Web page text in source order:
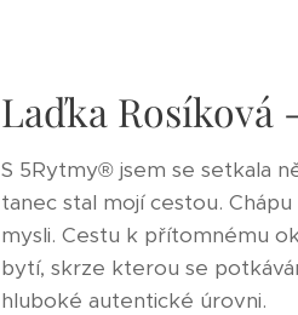
Laďka Rosíková
S 5Rytmy® jsem se setkala
tanec stal mojí cestou.
mysli. Cestu k přítomnému
bytí, skrze kterou se
hluboké autentické úrovni.